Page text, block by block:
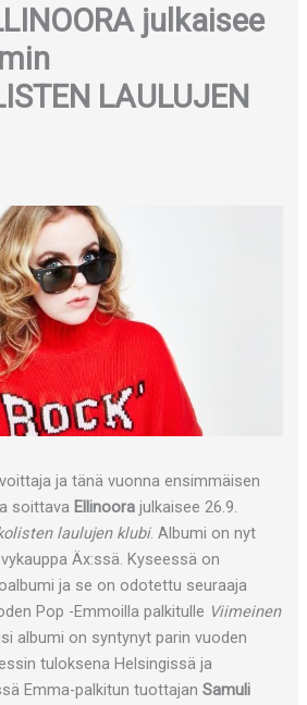
julkaisee
LAULUJEN
ja tänä vuonna ensimmäisen
soittava Ellinoorajulkaisee 26.9.
laulujen klubi. Albumi on nyt
Äx:ssä. Kyseessä on
ja se on odotettu seuraaja
Pop -Emmoilla palkitulle Viimeinen
albumi on syntynyt parin vuoden
tuloksena Helsingissä ja
Emma-palkitun tuottajanSamuli